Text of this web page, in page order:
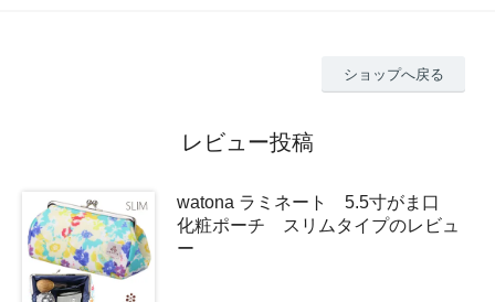
ショップへ戻る
レビュー投稿
watona ラミネート 5.5寸がま口
化粧ポーチ スリムタイプのレビュ
ー